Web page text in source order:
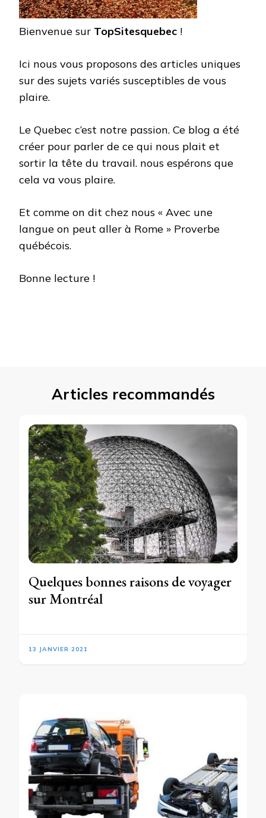
Bienvenue sur TopSitesquebec !
Ici nous vous proposons des articles uniques
sur des sujets variés susceptibles de vous
plaire.
Le Quebec c’est notre passion. Ce blog a été
créer pour parler de ce qui nous plait et
sortir la tête du travail. nous espérons que
cela va vous plaire.
Et comme on dit chez nous « Avec une
langue on peut aller à Rome » Proverbe
québécois.
Bonne lecture !
Articles recommandés
Quelques bonnes raisons de voyager
sur Montréal
13 JANVIER 2021